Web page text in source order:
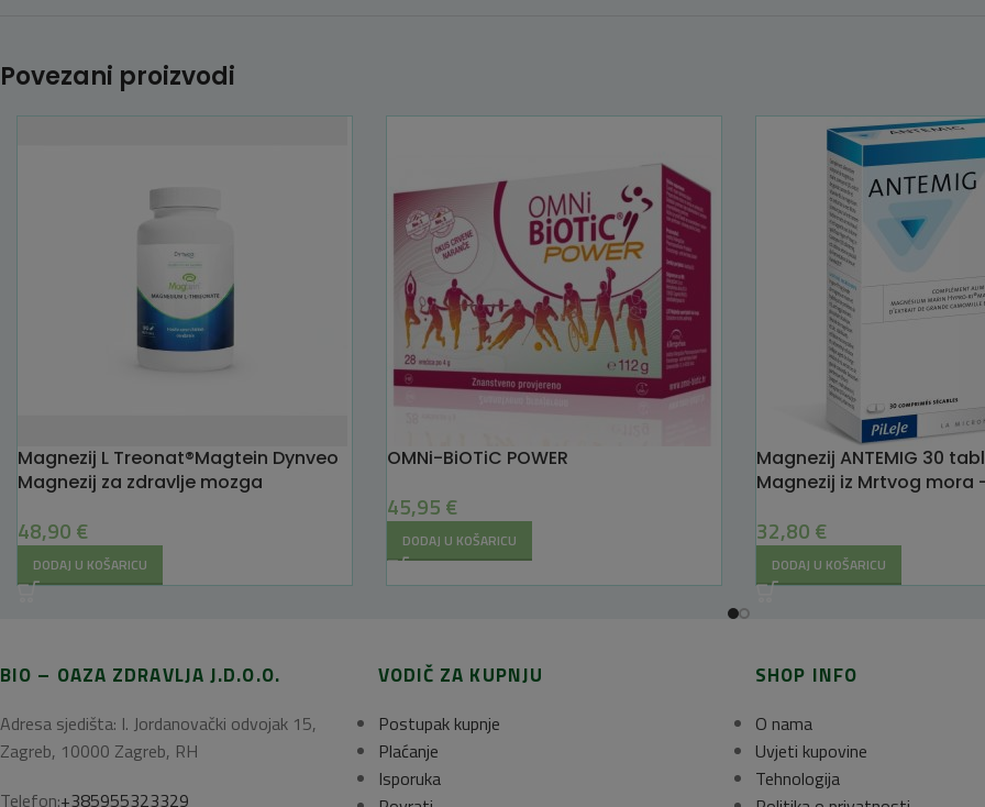
Povezani proizvodi
Magnezij L Treonat®Magtein Dynveo
Magnezij za zdravlje mozga
48,90 €
DODAJ U KOŠARICU
OMNi-BiOTiC POWER
45,95 €
DODAJ U KOŠARICU
Magnezij ANTEMIG 30
Magnezij iz Mrtvog mora
32,80 €
DODAJ U KOŠARICU
BIO – OAZA ZDRAVLJA J.D.O.O.
Adresa sjedišta: I. Jordanovački odvojak 15,
Zagreb, 10000 Zagreb, RH
Telefon:+385955323329
VODIČ ZA KUPNJU
Postupak kupnje
Plaćanje
Isporuka
SHOP INFO
O nama
Uvjeti kupovine
Tehnologija